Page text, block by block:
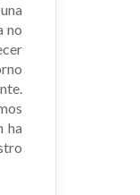
no
ha